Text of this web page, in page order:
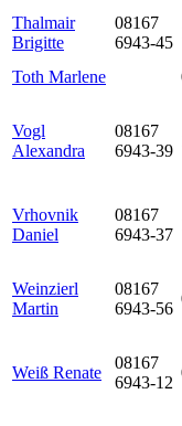
Thalmair
Brigitte
08167
6943-45
Toth Marlene
Vogl
Alexandra
08167
6943-39
Vrhovnik
Daniel
08167
6943-37
Weinzierl
Martin
08167
6943-56
Weiß Renate
08167
6943-12